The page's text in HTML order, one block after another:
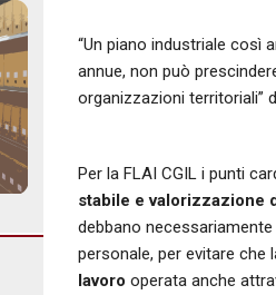
“Un piano industriale così
annue, non può
organizzazioni territoriali”
Per la FLAI CGIL i punti
stabile e valorizzazione
debbano
personale, per evitare che
lavoro operata anche